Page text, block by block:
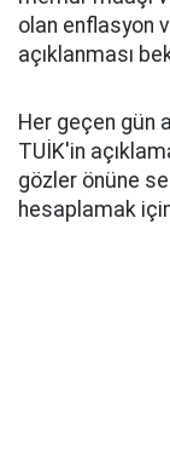
olan enflasyon
açıklanması
Her geçen gün
TUİK'in
gözler önüne
hesaplamak